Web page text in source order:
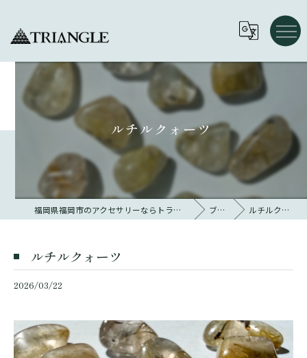
ルチルクォーツ
福岡県福岡市のアクセサリーならトライアングル 大名 ブログ ルチルクォーツ
ルチルクォーツ
2026/03/22